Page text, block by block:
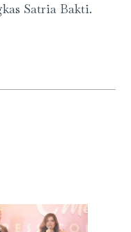
Satria Bakti.